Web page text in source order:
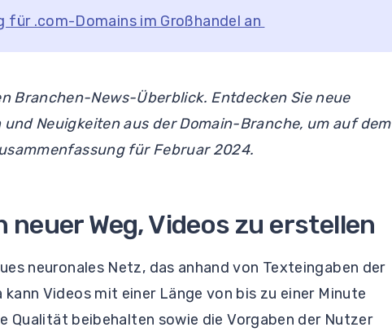
für .com-Domains im Großhandel an
Branchen-News-Überblick. Entdecken Sie neue
Neuigkeiten aus der Domain-Branche, um auf dem
für Februar 2024.
neuer Weg, Videos zu erstellen
neuronales Netz, das anhand von Texteingaben der
Videos mit einer Länge von bis zu einer Minute
Qualität beibehalten sowie die Vorgaben der Nutzer